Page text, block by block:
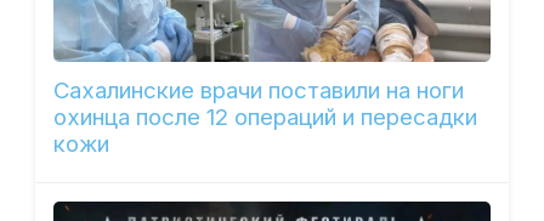
Сахалинские врачи поставили на ноги
охинца после 12 операций и пересадки
кожи